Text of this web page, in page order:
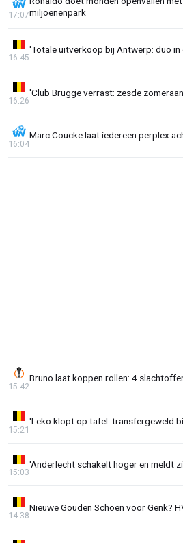
miljoenenpark
17:07
'Totale uitverkoop bij Antwerp: duo in
16:45
'Club Brugge verrast: zesde
16:26
Marc Coucke laat iedereen perplex
16:04
Bruno laat koppen rollen: 4
15:42
'Leko klopt op tafel: transfergeweld
15:21
'Anderlecht schakelt hoger en meldt
15:03
Nieuwe Gouden Schoen voor Genk?
14:38